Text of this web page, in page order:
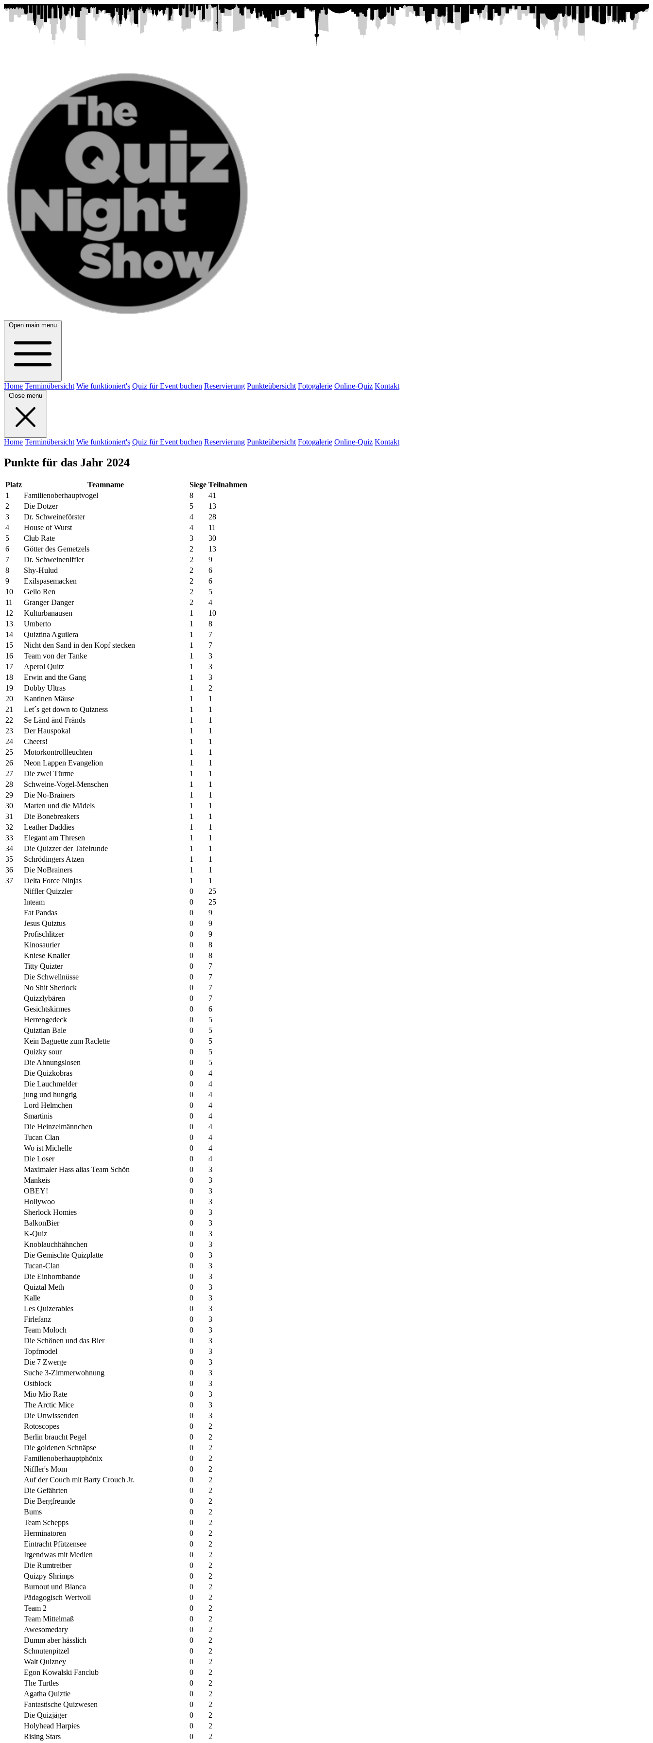
Open main menu
Home Terminübersicht Wie funktioniert's Quiz für Event buchen Reservierung Punkteübersicht Fotogalerie Online-Quiz Kontakt
Close menu
Home Terminübersicht Wie funktioniert's Quiz für Event buchen Reservierung Punkteübersicht Fotogalerie Online-Quiz Kontakt
Punkte für das Jahr 2024
Platz Teamname Siege Teilnahmen
1
Familienoberhauptvogel 8
41
2
Die Dotzer 5
13
3
Dr. Schweineförster 4
28
4
House of Wurst 4
11
5
Club Rate 3
30
6
Götter des Gemetzels 2
13
7
Dr. Schweineniffler 2
9
8
Shy-Hulud 2
6
9
Exilspasemacken 2
6
10
Geilo Ren 2
5
11
Granger Danger 2
4
12
Kulturbanausen 1
10
13
Umberto 1
8
14
Quiztina Aguilera 1
7
15
Nicht den Sand in den Kopf stecken 1
7
16
Team von der Tanke 1
3
17
Aperol Quitz 1
3
18
Erwin and the Gang 1
3
19
Dobby Ultras 1
2
20
Kantinen Mäuse 1
1
21
Let´s get down to Quizness 1
1
22
Se Länd änd Fränds 1
1
23
Der Hauspokal 1
1
24
Cheers! 1
1
25
Motorkontrollleuchten 1
1
26
Neon Lappen Evangelion 1
1
27
Die zwei Türme 1
1
28
Schweine-Vogel-Menschen 1
1
29
Die No-Brainers 1
1
30
Marten und die Mädels 1
1
31
Die Bonebreakers 1
1
32
Leather Daddies 1
1
33
Elegant am Thresen 1
1
34
Die Quizzer der Tafelrunde 1
1
35
Schrödingers Atzen 1
1
36
Die NoBrainers 1
1
37
Delta Force Ninjas 1
1
Niffler Quizzler
0
25
Inteam
0
25
Fat Pandas
0
9
Jesus Quiztus
0
9
Profischlitzer
0
9
Kinosaurier
0
8
Kniese Knaller
0
8
Titty Quizter
0
7
Die Schwellnüsse
0
7
No Shit Sherlock
0
7
Quizzlybären
0
7
Gesichtskirmes
0
6
Herrengedeck
0
5
Quiztian Bale
0
5
Kein Baguette zum Raclette
0
5
Quizky sour
0
5
Die Ahnungslosen
0
5
Die Quizkobras
0
4
Die Lauchmelder
0
4
jung und hungrig
0
4
Lord Helmchen
0
4
Smartinis
0
4
Die Heinzelmännchen
0
4
Tucan Clan
0
4
Wo ist Michelle
0
4
Die Loser
0
4
Maximaler Hass alias Team Schön
0
3
Mankeis
0
3
OBEY!
0
3
Hollywoo
0
3
Sherlock Homies
0
3
BalkonBier
0
3
K-Quiz
0
3
Knoblauchhähnchen
0
3
Die Gemischte Quizplatte
0
3
Tucan-Clan
0
3
Die Einhornbande
0
3
Quiztal Meth
0
3
Kalle
0
3
Les Quizerables
0
3
Firlefanz
0
3
Team Moloch
0
3
Die Schönen und das Bier
0
3
Topfmodel
0
3
Die 7 Zwerge
0
3
Suche 3-Zimmerwohnung
0
3
Ostblock
0
3
Mio Mio Rate
0
3
The Arctic Mice
0
3
Die Unwissenden
0
3
Rotoscopes
0
2
Berlin braucht Pegel
0
2
Die goldenen Schnäpse
0
2
Familienoberhauptphönix
0
2
Niffler's Mom
0
2
Auf der Couch mit Barty Crouch Jr.
0
2
Die Gefährten
0
2
Die Bergfreunde
0
2
Bums
0
2
Team Schepps
0
2
Herminatoren
0
2
Eintracht Pfützensee
0
2
Irgendwas mit Medien
0
2
Die Rumtreiber
0
2
Quizpy Shrimps
0
2
Burnout und Bianca
0
2
Pädagogisch Wertvoll
0
2
Team 2
0
2
Team Mittelmaß
0
2
Awesomedary
0
2
Dumm aber hässlich
0
2
Schnutenpitzel
0
2
Walt Quizney
0
2
Egon Kowalski Fanclub
0
2
The Turtles
0
2
Agatha Quiztie
0
2
Fantastische Quizwesen
0
2
Die Quizjäger
0
2
Holyhead Harpies
0
2
Rising Stars
0 2